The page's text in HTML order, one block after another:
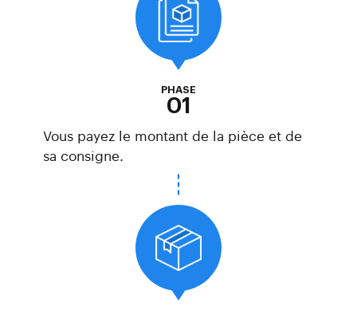
PHASE
01
Vous payez le montant de la pièce et de
sa consigne.